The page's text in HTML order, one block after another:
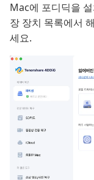
Mac에 포디딕을
장 장치 목록에서
세요.